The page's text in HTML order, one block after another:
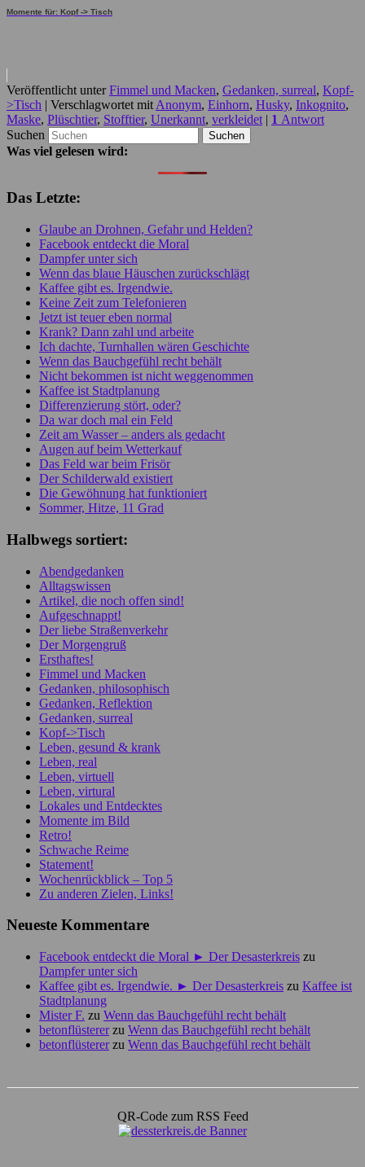
Momente für: Kopf -> Tisch
Veröffentlicht unter Fimmel und Macken, Gedanken, surreal, Kopf-
>Tisch | Verschlagwortet mit Anonym, Einhorn, Husky, Inkognito,
Maske, Plüschtier, Stofftier, Unerkannt, verkleidet | 1 Antwort
Suchen
Was viel gelesen wird:
Das Letzte:
Glaube an Drohnen, Gefahr und Helden?
Facebook entdeckt die Moral
Dampfer unter sich
Wenn das blaue Häuschen zurückschlägt
Kaffee gibt es. Irgendwie.
Keine Zeit zum Telefonieren
Jetzt ist teuer eben normal
Krank? Dann zahl und arbeite
Ich dachte, Turnhallen wären Geschichte
Wenn das Bauchgefühl recht behält
Nicht bekommen ist nicht weggenommen
Kaffee ist Stadtplanung
Differenzierung stört, oder?
Da war doch mal ein Feld
Zeit am Wasser – anders als gedacht
Augen auf beim Wetterkauf
Das Feld war beim Frisör
Der Schilderwald existiert
Die Gewöhnung hat funktioniert
Sommer, Hitze, 11 Grad
Halbwegs sortiert:
Abendgedanken
Alltagswissen
Artikel, die noch offen sind!
Aufgeschnappt!
Der liebe Straßenverkehr
Der Morgengruß
Ersthaftes!
Fimmel und Macken
Gedanken, philosophisch
Gedanken, Reflektion
Gedanken, surreal
Kopf->Tisch
Leben, gesund & krank
Leben, real
Leben, virtuell
Leben, virtural
Lokales und Entdecktes
Momente im Bild
Retro!
Schwache Reime
Statement!
Wochenrückblick – Top 5
Zu anderen Zielen, Links!
Neueste Kommentare
Facebook entdeckt die Moral ► Der Desasterkreis zu
Dampfer unter sich
Kaffee gibt es. Irgendwie. ► Der Desasterkreis zu Kaffee ist
Stadtplanung
Mister F. zu Wenn das Bauchgefühl recht behält
betonflüstererzu Wenn das Bauchgefühl recht behält
betonflüstererzu Wenn das Bauchgefühl recht behält
QR-Code zum RSS Feed